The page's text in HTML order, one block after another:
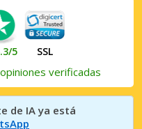
5 SSL
opiniones verificadas
de IA ya está